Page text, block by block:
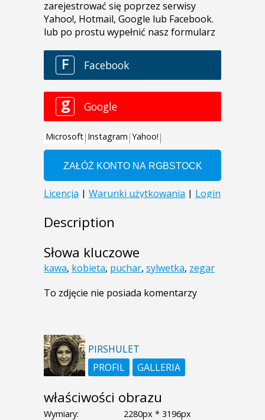
Description
Słowa kluczowe
kawa, kobieta, puchar, sylwetka, zegar
To zdjęcie nie posiada komentarzy
PIRSHULET
PROFIL
GALLERIA
właściwości obrazu
Wymiary:
2280px * 3196px